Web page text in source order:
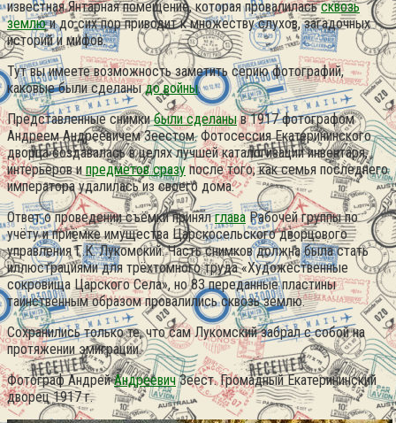
известная Янтарная помещение, которая провалиласьсквозь
землюи до сих пор приводит к множеству слухов, загадочных
историй и мифов.
Тут вы имеете возможность заметить серию фотографий,
каковые были сделаныдо войны.
Представленные снимкибыли сделаныв 1917 фотографом
Андреем Андреевичем Зеестом. Фотосессия Екатерининского
дворца создавалась в целях лучшей каталогизации инвентаря,
интерьеров и предметов сразупосле того, как семья последнего
императора удалилась из своего дома.
Ответ о проведении съёмки принялглаваРабочей группы по
учёту и приёмке имущества Царскосельского дворцового
управления Г.К. Лукомский. Часть снимков должна была стать
иллюстрациями для трёхтомного труда «Художественные
сокровища Царского Села», но 83 переданные пластины
таинственным образом провалились сквозь землю.
Сохранились только те, что сам Лукомский забрал с собой на
протяжении эмиграции.
Фотограф АндрейАндреевичЗеест. Громадный Екатерининский
дворец 1917 г.